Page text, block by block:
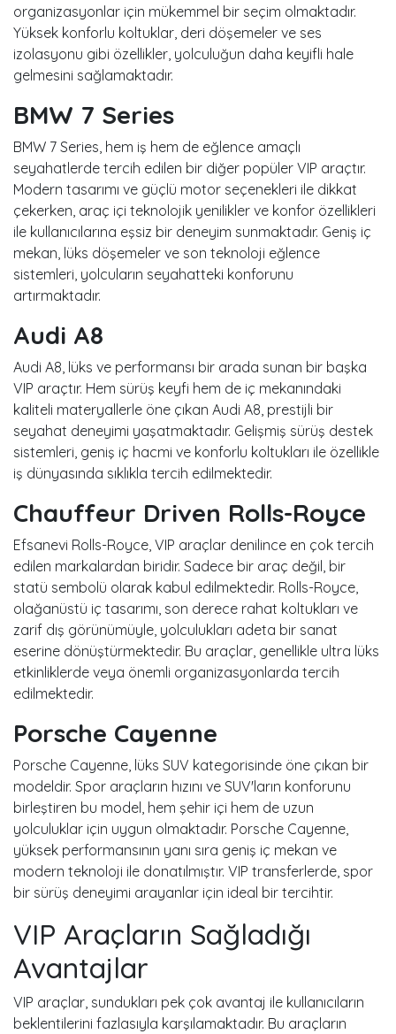
organizasyonlar için mükemmel bir seçim olmaktadır.
Yüksek konforlu koltuklar, deri döşemeler ve ses
izolasyonu gibi özellikler, yolculuğun daha keyifli hale
gelmesini sağlamaktadır.
BMW 7 Series
BMW 7 Series, hem iş hem de eğlence amaçlı
seyahatlerde tercih edilen bir diğer popüler VIP araçtır.
Modern tasarımı ve güçlü motor seçenekleri ile dikkat
çekerken, araç içi teknolojik yenilikler ve konfor özellikleri
ile kullanıcılarına eşsiz bir deneyim sunmaktadır. Geniş iç
mekan, lüks döşemeler ve son teknoloji eğlence
sistemleri, yolcuların seyahatteki konforunu
artırmaktadır.
Audi A8
Audi A8, lüks ve performansı bir arada sunan bir başka
VIP araçtır. Hem sürüş keyfi hem de iç mekanındaki
kaliteli materyallerle öne çıkan Audi A8, prestijli bir
seyahat deneyimi yaşatmaktadır. Gelişmiş sürüş destek
sistemleri, geniş iç hacmi ve konforlu koltukları ile özellikle
iş dünyasında sıklıkla tercih edilmektedir.
Chauffeur Driven Rolls-Royce
Efsanevi Rolls-Royce, VIP araçlar denilince en çok tercih
edilen markalardan biridir. Sadece bir araç değil, bir
statü sembolü olarak kabul edilmektedir. Rolls-Royce,
olağanüstü iç tasarımı, son derece rahat koltukları ve
zarif dış görünümüyle, yolculukları adeta bir sanat
eserine dönüştürmektedir. Bu araçlar, genellikle ultra lüks
etkinliklerde veya önemli organizasyonlarda tercih
edilmektedir.
Porsche Cayenne
Porsche Cayenne, lüks SUV kategorisinde öne çıkan bir
modeldir. Spor araçların hızını ve SUV'ların konforunu
birleştiren bu model, hem şehir içi hem de uzun
yolculuklar için uygun olmaktadır. Porsche Cayenne,
yüksek performansının yanı sıra geniş iç mekan ve
modern teknoloji ile donatılmıştır. VIP transferlerde, spor
bir sürüş deneyimi arayanlar için ideal bir tercihtir.
VIP Araçların Sağladığı
Avantajlar
VIP araçlar, sundukları pek çok avantaj ile kullanıcıların
beklentilerini fazlasıyla karşılamaktadır. Bu araçların